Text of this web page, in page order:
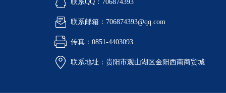
联系QQ：706874393
联系邮箱：706874393@qq.com
传真：0851-4403093
联系地址：贵阳市观山湖区金阳西南商贸城